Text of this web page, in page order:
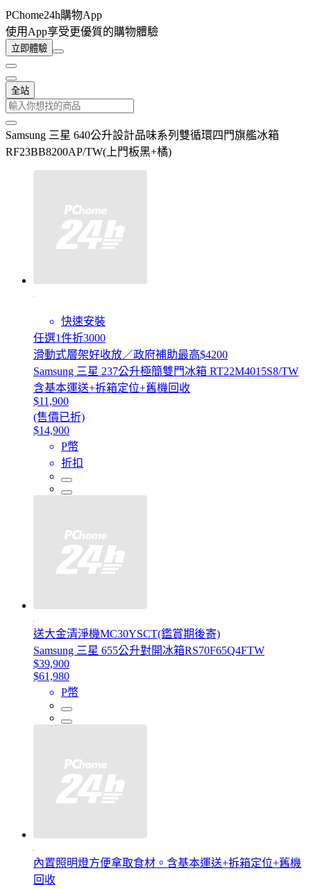
PChome24h購物App
使用App享受更優質的購物體驗
立即體驗
全站
Samsung 三星 640公升設計品味系列雙循環四門旗艦冰箱
RF23BB8200AP/TW(上門板黑+橘)
快速安裝
任選1件折3000
滑動式層架好收放／政府補助最高$4200
Samsung 三星 237公升極簡雙門冰箱 RT22M4015S8/TW
含基本運送+拆箱定位+舊機回收
$11,900
(售價已折)
$14,900
P幣
折扣
送大金清淨機MC30YSCT(鑑賞期後寄)
Samsung 三星 655公升對開冰箱RS70F65Q4FTW
$39,900
$61,980
P幣
內置照明燈方便拿取食材。含基本運送+拆箱定位+舊機
回收